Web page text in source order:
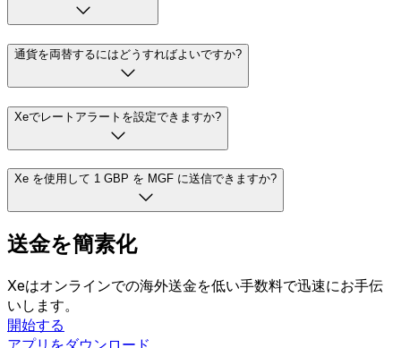
通貨を両替するにはどうすればよいですか?
Xeでレートアラートを設定できますか?
Xe を使用して 1 GBP を MGF に送信できますか?
送金を簡素化
Xeはオンラインでの海外送金を低い手数料で迅速にお手伝
いします。
開始する